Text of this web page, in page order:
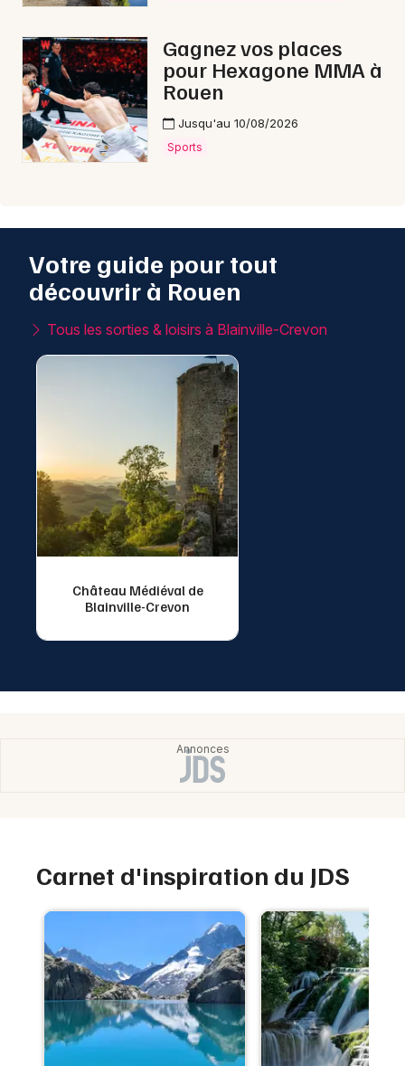
Gagnez vos places
pour Hexagone MMA à
Rouen
Jusqu'au 10/08/2026
Sports
Votre guide pour tout
découvrir à Rouen
Tous les sorties & loisirs à Blainville-Crevon
Château Médiéval de
Blainville-Crevon
Carnet d'inspiration du JDS